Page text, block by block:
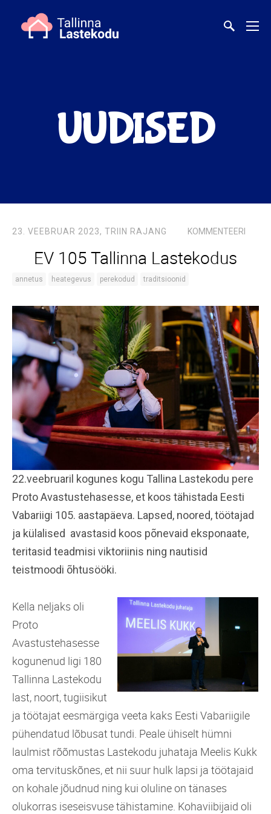
UUDISED
23. VEEBRUAR 2023, TRIIN RAJANG KOMMENTEERI
EV 105 Tallinna Lastekodus
annetus heategevus perekodud traditsioonid
22.veebruaril kogunes kogu Tallina Lastekodu pere
Proto Avastustehasesse, et koos tähistada Eesti
Vabariigi 105. aastapäeva. Lapsed, noored, töötajad
ja külalised avastasid koos põnevaid eksponaate,
teritasid teadmisi viktoriinis ning nautisid
teistmoodi õhtusööki.
Kella neljaks oli
Proto
Avastustehasesse
kogunenud ligi 180
Tallinna Lastekodu
last, noort, tugiisikut
ja töötajat eesmärgiga veeta kaks Eesti Vabariigile
pühendatud lõbusat tundi. Peale ühiselt hümni
laulmist rõõmustas Lastekodu juhataja Meelis Kukk
oma tervituskõnes, et nii suur hulk lapsi ja töötajaid
on kohale jõudnud ning kui oluline on tänases
olukorras iseseisvuse tähistamine. Kohaviibijaid oli